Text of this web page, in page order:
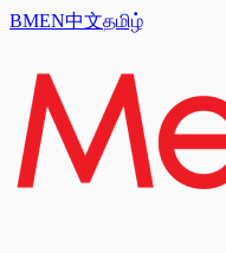
BMEN中文தமிழ்